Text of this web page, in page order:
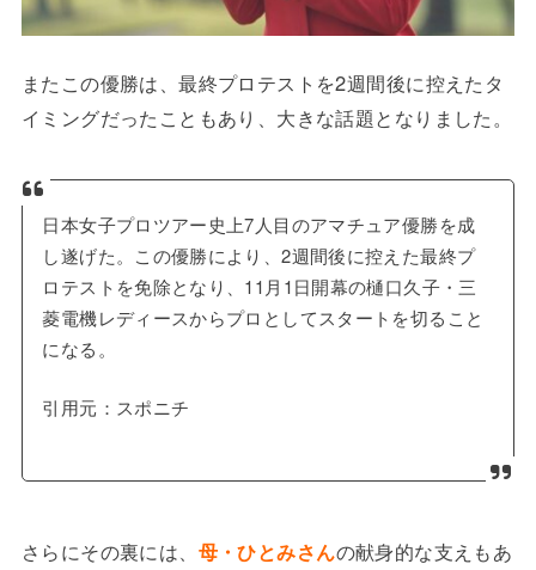
またこの優勝は、最終プロテストを2週間後に控えたタ
イミングだったこともあり、大きな話題となりました。
日本女子プロツアー史上7人目のアマチュア優勝を成
し遂げた。この優勝により、2週間後に控えた最終プ
ロテストを免除となり、11月1日開幕の樋口久子・三
菱電機レディースからプロとしてスタートを切ること
になる。
引用元：スポニチ
さらにその裏には、 母・ひとみさんの献身的な支えもあ